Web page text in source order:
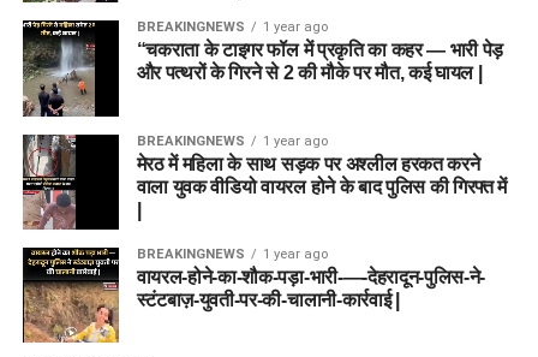
BREAKINGNEWS 1 year ago
“चकराता के टाइगर फॉल में प्रकृति का कहर — भारी पेड़
और पत्थरों के गिरने से 2 की मौके पर मौत, कई घायल |
BREAKINGNEWS 1 year ago
मेरठ में महिला के साथ सड़क पर अश्लील हरकत करने
वाला युवक वीडियो वायरल होने के बाद पुलिस की गिरफ्त में
BREAKINGNEWS 1 year ago
वायरल-होने-का-शौक-पड़ा-भारी-—-देहरादून-पुलिस-ने-
स्टंटबाज़-युवती-पर-की-चालानी-कार्रवाई |